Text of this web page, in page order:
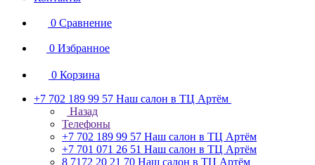
0 Сравнение
0 Избранное
0 Корзина
+7 702 189 99 57 Наш салон в ТЦ Артём
Назад
Телефоны
+7 702 189 99 57 Наш салон в ТЦ Артём
+7 701 071 26 51 Наш салон в ТЦ Артём
8 7172 20 21 70 Наш салон в ТЦ Артём